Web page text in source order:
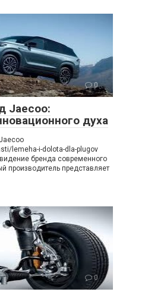
0
Jaecoo:
духа
lemeha-i-dolota-dla-plugov
бренда современного
производитель представляет
0